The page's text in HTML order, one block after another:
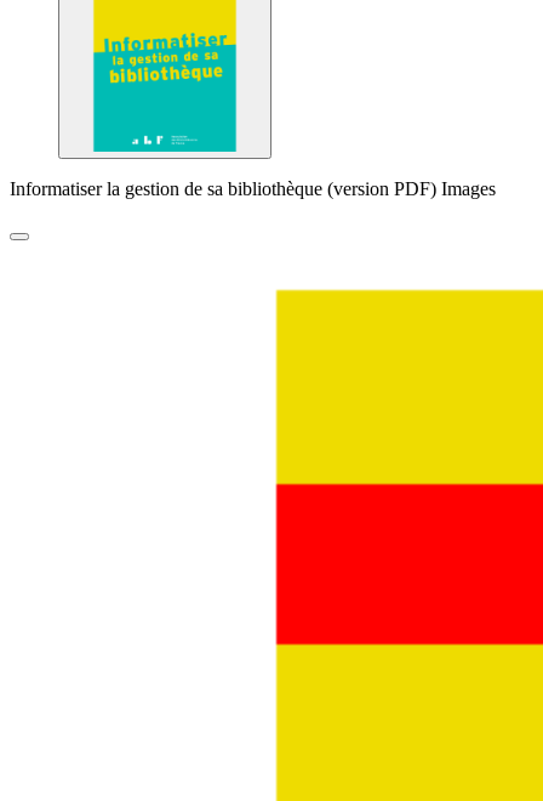
Informatiser la gestion de sa bibliothèque (version PDF) Images